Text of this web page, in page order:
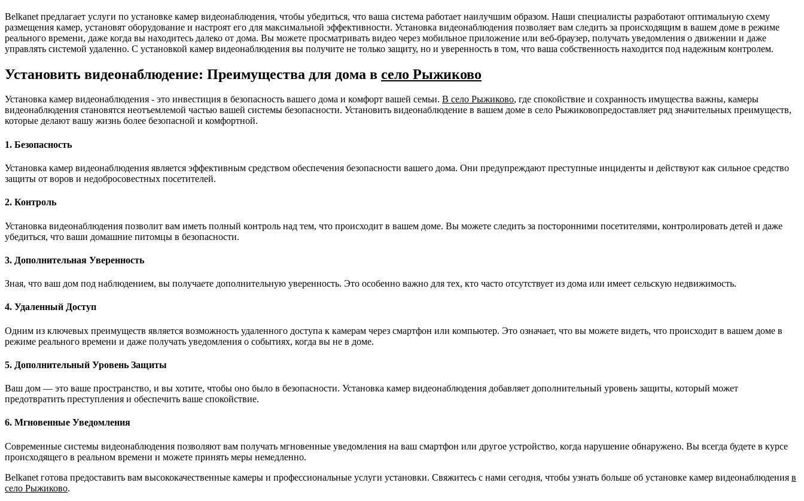
Belkanet предлагает услуги по установке камер видеонаблюдения, чтобы убедиться, что ваша система работает наилучшим образом. Наши специалисты разработают оптимальную схему
размещения камер, установят оборудование и настроят его для максимальной эффективности. Установка видеонаблюдения позволяет вам следить за происходящим в вашем доме в режиме
реального времени, даже когда вы находитесь далеко от дома. Вы можете просматривать видео через мобильное приложение или веб-браузер, получать уведомления о движении и даже
управлять системой удаленно. С установкой камер видеонаблюдения вы получите не только защиту, но и уверенность в том, что ваша собственность находится под надежным контролем.
Установить видеонаблюдение: Преимущества для дома в село Рыжиково
Установка камер видеонаблюдения - это инвестиция в безопасность вашего дома и комфорт вашей семьи. В село Рыжиково, где спокойствие и сохранность имущества важны, камеры
видеонаблюдения становятся неотъемлемой частью вашей системы безопасности. Установить видеонаблюдение в вашем доме в село Рыжиковопредоставляет ряд значительных преимуществ,
которые делают вашу жизнь более безопасной и комфортной.
1. Безопасность
Установка камер видеонаблюдения является эффективным средством обеспечения безопасности вашего дома. Они предупреждают преступные инциденты и действуют как сильное средство
защиты от воров и недобросовестных посетителей.
2. Контроль
Установка видеонаблюдения позволит вам иметь полный контроль над тем, что происходит в вашем доме. Вы можете следить за посторонними посетителями, контролировать детей и даже
убедиться, что ваши домашние питомцы в безопасности.
3. Дополнительная Уверенность
Зная, что ваш дом под наблюдением, вы получаете дополнительную уверенность. Это особенно важно для тех, кто часто отсутствует из дома или имеет сельскую недвижимость.
4. Удаленный Доступ
Одним из ключевых преимуществ является возможность удаленного доступа к камерам через смартфон или компьютер. Это означает, что вы можете видеть, что происходит в вашем доме в
режиме реального времени и даже получать уведомления о событиях, когда вы не в доме.
5. Дополнительный Уровень Защиты
Ваш дом — это ваше пространство, и вы хотите, чтобы оно было в безопасности. Установка камер видеонаблюдения добавляет дополнительный уровень защиты, который может
предотвратить преступления и обеспечить ваше спокойствие.
6. Мгновенные Уведомления
Современные системы видеонаблюдения позволяют вам получать мгновенные уведомления на ваш смартфон или другое устройство, когда нарушение обнаружено. Вы всегда будете в курсе
происходящего в реальном времени и можете принять меры немедленно.
Belkanet готова предоставить вам высококачественные камеры и профессиональные услуги установки. Свяжитесь с нами сегодня, чтобы узнать больше об установке камер видеонаблюдения в
село Рыжиково.